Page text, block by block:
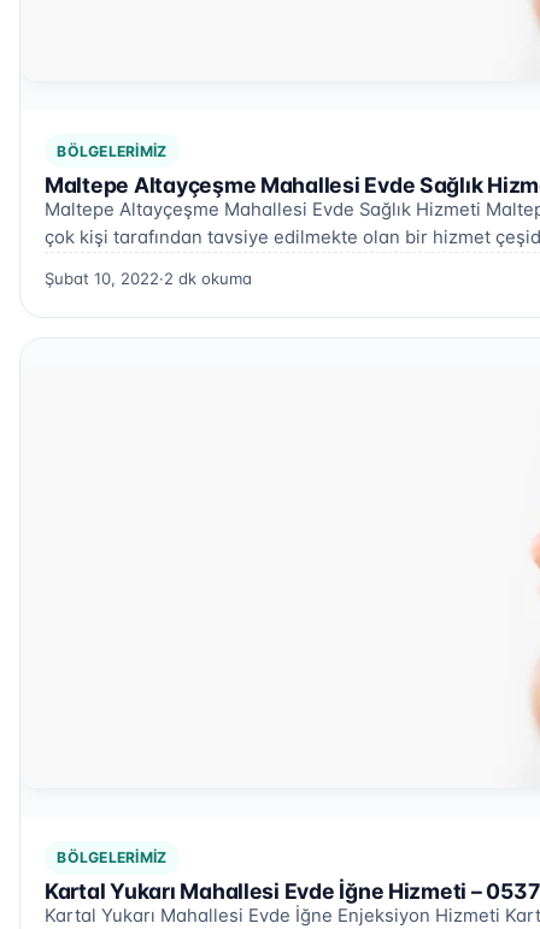
BÖLGELERIMIZ
Maltepe Altayçeşme Mahallesi Evde Sağlık
Maltepe Altayçeşme Mahallesi Evde Sağlık Hizmeti
çok kişi tarafından tavsiye edilmekte olan bir hizmet
Şubat 10, 2022·2 dk okuma
BÖLGELERIMIZ
Kartal Yukarı Mahallesi Evde İğne Hizmeti –
Kartal Yukarı Mahallesi Evde İğne Enjeksiyon Hizmeti